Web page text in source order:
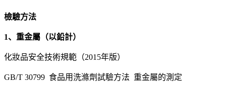
檢驗方法
1、重金屬（以鉛計）
化妝品安全技術規範（2015年版）
GB/T 30799 食品用洗滌劑試驗方法 重金屬的測定